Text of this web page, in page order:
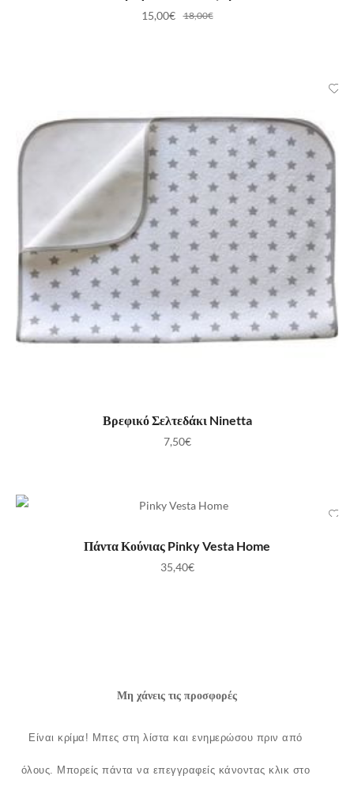
18,00€
15,00€
ΠΡΟΣΘΉΚΗ ΣΤΟ ΚΑΛΆΘΙ
Βρεφικό Σελτεδάκι Ninetta
7,50€
ΠΡΟΣΘΉΚΗ ΣΤΟ ΚΑΛΆΘΙ
Πάντα Κούνιας Pinky Vesta Home
35,40€
Μη χάνεις τις προσφορές
Είναι κρίμα! Μπες στη λίστα και ενημερώσου πριν από
όλους. Μπορείς πάντα να επεγγραφείς κάνοντας κλικ στο